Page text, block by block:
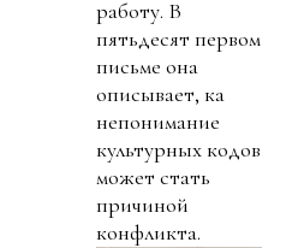
работу. В
пятьдесят первом
письме она
описывает, ка
непонимание
культурных кодов
может стать
причиной
конфликта.